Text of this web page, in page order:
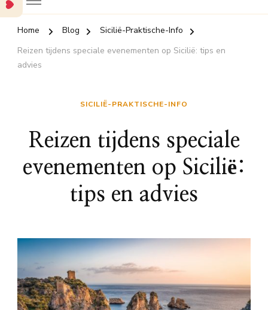
Home Blog
Sicilië-Praktische-Info
Reizen tijdens speciale evenementen op Sicilië: tips en
advies
SICILIË-PRAKTISCHE-INFO
Reizen tijdens speciale
evenementen op Sicilië:
tips en advies